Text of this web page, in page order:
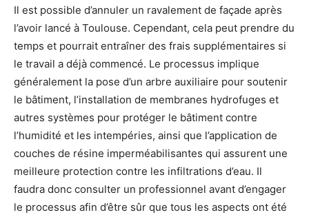
Il est possible d’annuler un ravalement de façade après
l’avoir lancé à Toulouse. Cependant, cela peut prendre du
temps et pourrait entraîner des frais supplémentaires si
le travail a déjà commencé. Le processus implique
généralement la pose d’un arbre auxiliaire pour soutenir
le bâtiment, l’installation de membranes hydrofuges et
autres systèmes pour protéger le bâtiment contre
l’humidité et les intempéries, ainsi que l’application de
couches de résine imperméabilisantes qui assurent une
meilleure protection contre les infiltrations d’eau. Il
faudra donc consulter un professionnel avant d’engager
le processus afin d’être sûr que tous les aspects ont été